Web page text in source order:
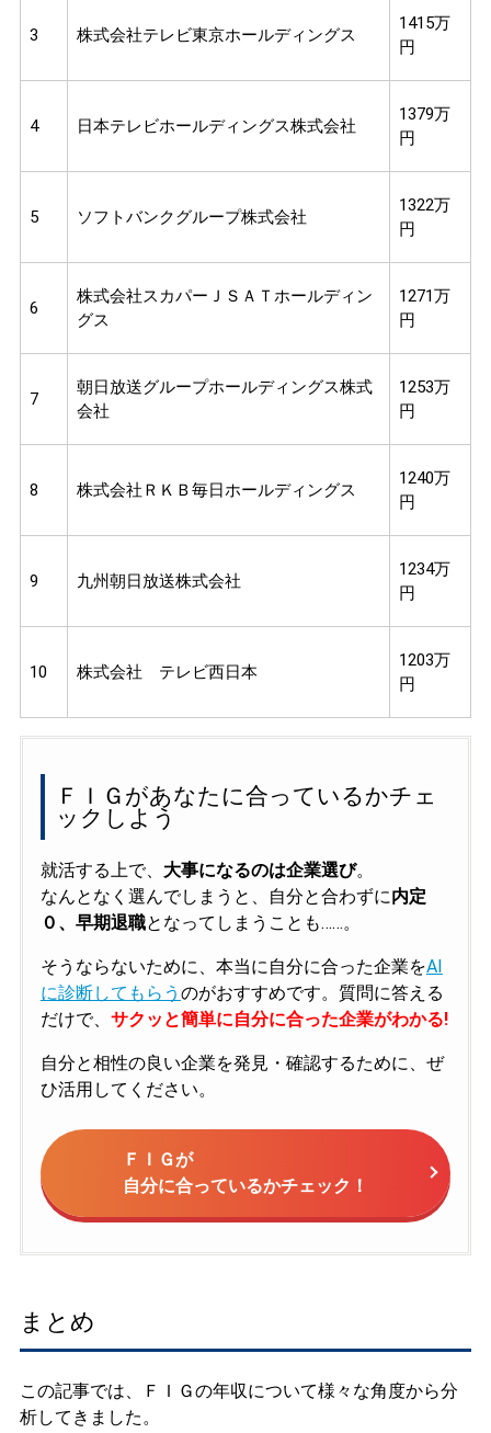
3 株式会社テレビ東京ホールディングス
1415万
円
4 日本テレビホールディングス株式会社
1379万
円
5 ソフトバンクグループ株式会社
1322万
円
6
株式会社スカパーＪＳＡＴホールディン
グス
1271万
円
7
朝日放送グループホールディングス株式
会社
1253万
円
8 株式会社ＲＫＢ毎日ホールディングス
1240万
円
9 九州朝日放送株式会社
1234万
円
10 株式会社 テレビ西日本
1203万
円
ＦＩＧがあなたに合っているかチェ
ックしよう
就活する上で、 大事になるのは企業選び。
なんとなく選んでしまうと、自分と合わずに内定
０、早期退職となってしまうことも……。
そうならないために、本当に自分に合った企業をAI
に診断してもらう のがおすすめです。質問に答える
だけで、 サクッと簡単に自分に合った企業がわかる!
自分と相性の良い企業を発見・確認するために、ぜ
ひ活用してください。
ＦＩＧが
自分に合っているかチェック！
まとめ
この記事では、ＦＩＧの年収について様々な角度から分
析してきました。